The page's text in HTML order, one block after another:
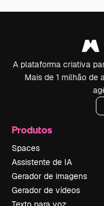
A plataforma criativa
Mais de 1 milhão de
Produtos
Spaces
Assistente de IA
Gerador de imagens
Gerador de vídeos